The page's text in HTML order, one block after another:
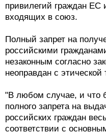
привилегий граждан ЕС
входящих в союз.
Полный запрет на
российскими
незаконным согласно
неоправдан с этической
"В любом случае, и что
полного запрета на
российских граждан
соответствии с